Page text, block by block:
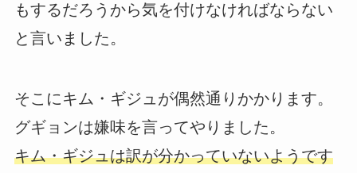
もするだろうから気を付けなければならない
と言いました。
そこにキム・ギジュが偶然通りかかります。
グギョンは嫌味を言ってやりました。
キム・ギジュは訳が分かっていないようです